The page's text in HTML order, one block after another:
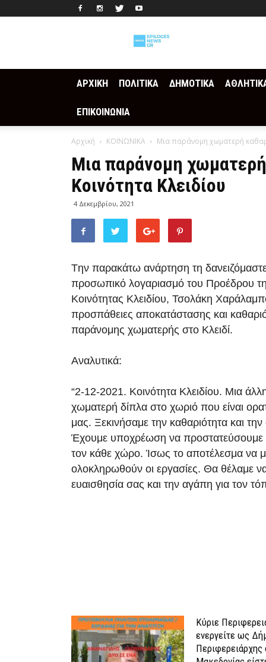
ΑΡΧΙΚΗ ΠΟΛΙΤΙΚΑ ΔΗΜΟΤΙΚΑ
ΕΠΙΚΟΙΝΩΝΙΑ
Αρχική ΚΟΙΝΩΝΙΚΑ Μια παράνομη χωματερή
Μια παράνομη
Κοινότητα Κλειδίου
4 Δεκεμβρίου, 2021
Tην παρακάτω ανάρτηση τη
προσωπικό λογαριασμό του Προέδρου
Κοινότητας Κλειδίου, Τσολάκη
προσπάθειες αποκατάστασης και
παράνομης χωματερής στο Κλειδί.
Αναλυτικά:
“2-12-2021. Κοινότητα Κλειδίου. Μια
χωματερή δίπλα στο χωριό που είναι
μας. Ξεκινήσαμε την καθαριότητα και
Έχουμε υποχρέωση να προστατεύσουμε
τον κάθε χώρο. Ίσως το αποτέλεσμα να
ολοκληρωθούν οι εργασίες. Θα θέλαμε
ευαισθησία σας και την αγάπη για τον
Κύριε
ενεργείτε ως
Περιφερειάρχης